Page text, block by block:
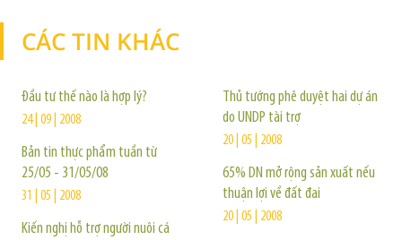
CÁC TIN KHÁC
Đầu tư thế nào là hợp lý?
24 | 09 | 2008
Bản tin thực phẩm tuần từ
25/05 - 31/05/08
31 | 05 | 2008
Kiến nghị hỗ trợ người nuôi cá
Thủ tướng phê duyệt hai dự án
do UNDP tài trợ
20 | 05 | 2008
65% DN mở rộng sản xuất nếu
thuận lợi về đất đai
20 | 05 | 2008